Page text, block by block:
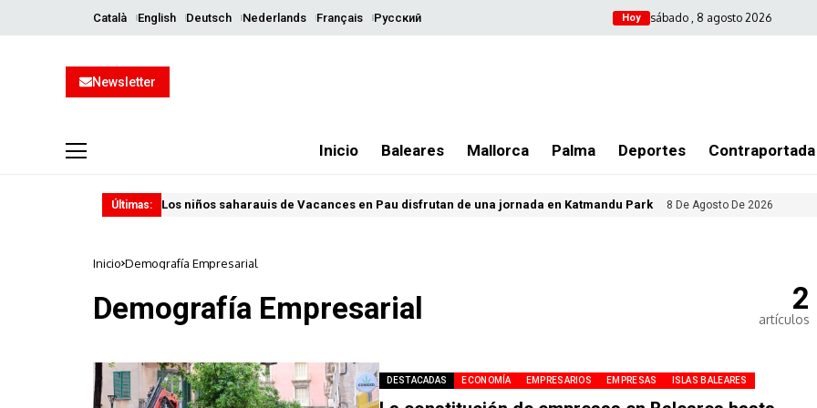
Català English Deutsch Nederlands Français Русский Hoy sábado , 8 agosto 2026
Newsletter
Inicio Baleares Mallorca Palma Deportes Contraportada
Últimas: Los niños saharauis de Vacances en Pau disfrutan de una jornada en Katmandu Park 8 De Agosto De 2026
Inicio Demografía Empresarial
Demografía Empresarial 2
artículos
DESTACADAS ECONOMÍA EMPRESARIOS EMPRESAS ISLAS BALEARES